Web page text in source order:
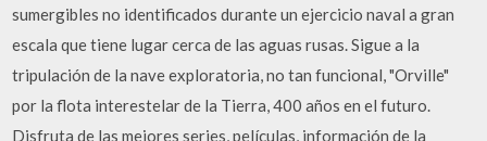
sumergibles no identificados durante un ejercicio naval a gran
escala que tiene lugar cerca de las aguas rusas. Sigue a la
tripulación de la nave exploratoria, no tan funcional, "Orville"
por la flota interestelar de la Tierra, 400 años en el futuro.
Disfruta de las mejores series, películas, información de la